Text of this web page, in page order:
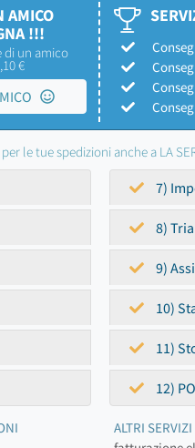
AMICO
!!!
di un amico
€
le tue spedizioni anche a LA
7)
8)
9)
10)
11)
12)
ALTRI SERVIZI